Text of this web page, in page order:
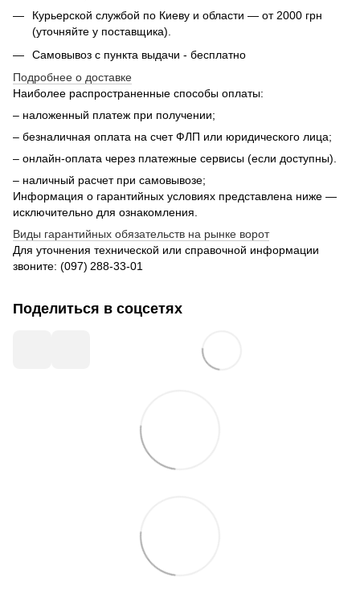
Курьерской службой по Киеву и области — от 2000 грн
(уточняйте у поставщика).
Самовывоз с пункта выдачи - бесплатно
Подробнее о доставке
Наиболее распространенные способы оплаты:
– наложенный платеж при получении;
– безналичная оплата на счет ФЛП или юридического лица;
– онлайн-оплата через платежные сервисы (если доступны).
– наличный расчет при самовывозе;
Информация о гарантийных условиях представлена ниже —
исключительно для ознакомления.
Виды гарантийных обязательств на рынке ворот
Для уточнения технической или справочной информации
звоните: (097) 288‑33‑01
Поделиться в соцсетях